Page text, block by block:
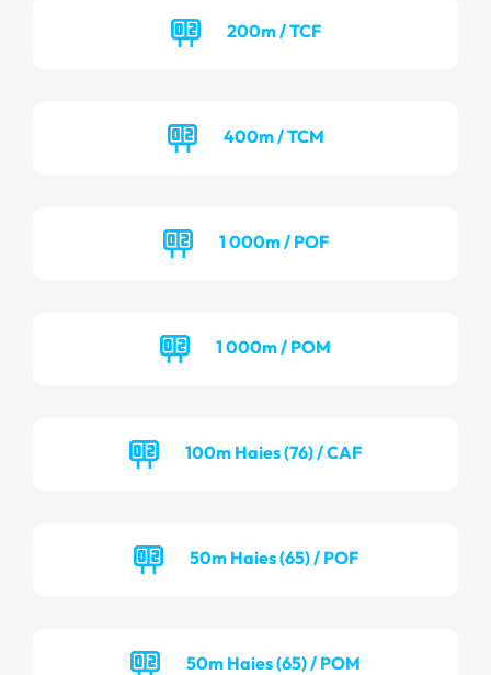
200m / TCF
400m / TCM
1 000m / POF
1 000m / POM
100m Haies (76) / CAF
50m Haies (65) / POF
50m Haies (65) / POM